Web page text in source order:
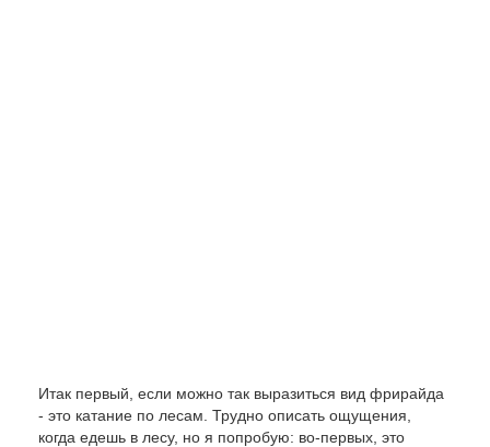
Итак первый, если можно так выразиться вид фрирайда
- это катание по лесам. Трудно описать ощущения,
когда едешь в лесу, но я попробую: во-первых, это